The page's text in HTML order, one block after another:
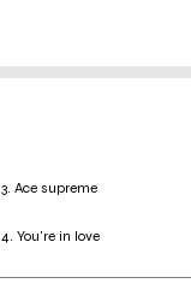
3. Ace supreme
4. You're in love